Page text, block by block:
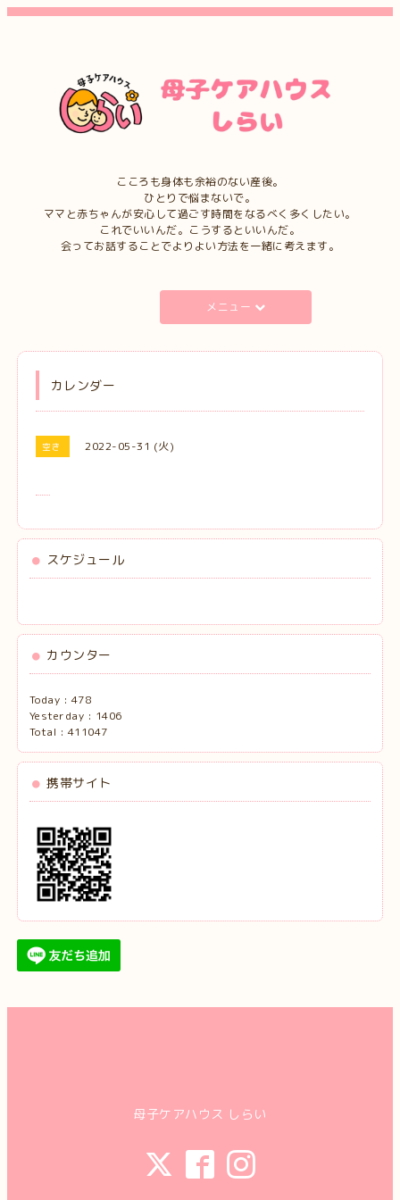
こころも身体も余裕のない産後。
ひとりで悩まないで。
ママと赤ちゃんが安心して過ごす時間をなるべく多くしたい。
これでいいんだ。こうするといいんだ。
会ってお話することでよりよい方法を一緒に考えます。
メニュー
カレンダー
空き 2022-05-31 (火)
スケジュール
カウンター
Today : 478
Yesterday : 1406
Total : 411047
携帯サイト
母子ケアハウス しらい